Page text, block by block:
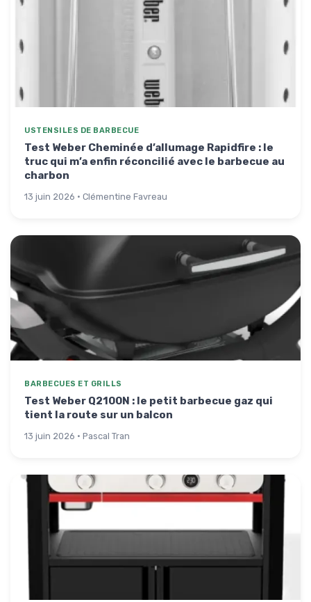
USTENSILES DE BARBECUE
Test Weber Cheminée d’allumage Rapidfire : le
truc qui m’a enfin réconcilié avec le barbecue au
charbon
13 juin 2026 · Clémentine Favreau
BARBECUES ET GRILLS
Test Weber Q2100N : le petit barbecue gaz qui
tient la route sur un balcon
13 juin 2026 · Pascal Tran